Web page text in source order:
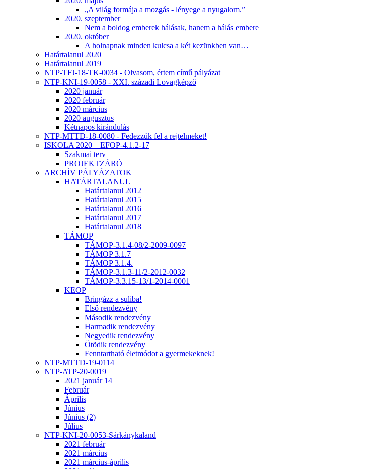
„A világ formája a mozgás - lényege a nyugalom.”
2020. szeptember
Nem a boldog emberek hálásak, hanem a hálás embere
2020. október
A holnapnak minden kulcsa a két kezünkben van…
Határtalanul 2020
Határtalanul 2019
NTP-TFJ-18-TK-0034 - Olvasom, értem című pályázat
NTP-KNI-19-0058 - XXI. századi Lovagképző
2020 január
2020 február
2020 március
2020 augusztus
Kétnapos kirándulás
NTP-MTTD-18-0080 - Fedezzük fel a rejtelmeket!
ISKOLA 2020 – EFOP-4.1.2-17
Szakmai terv
PROJEKTZÁRÓ
ARCHÍV PÁLYÁZATOK
HATÁRTALANUL
Határtalanul 2012
Határtalanul 2015
Határtalanul 2016
Határtalanul 2017
Határtalanul 2018
TÁMOP
TÁMOP-3.1.4-08/2-2009-0097
TÁMOP 3.1.7
TÁMOP 3.1.4.
TÁMOP-3.1.3-11/2-2012-0032
TÁMOP-3.3.15-13/1-2014-0001
KEOP
Bringázz a suliba!
Első rendezvény
Második rendezvény
Harmadik rendezvény
Negyedik rendezvény
Ötödik rendezvény
Fenntartható életmódot a gyermekeknek!
NTP-MTTD-19-0114
NTP-ATP-20-0019
2021 január 14
Február
Április
Június
Június (2)
Július
NTP-KNI-20-0053-Sárkánykaland
2021 február
2021 március
2021 március-április